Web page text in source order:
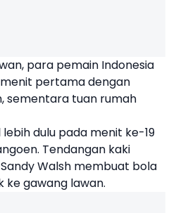
para pemain Indonesia
pertama dengan
sementara tuan rumah
dulu pada menit ke-19
Tendangan kaki
Walsh membuat bola
ke gawang lawan.